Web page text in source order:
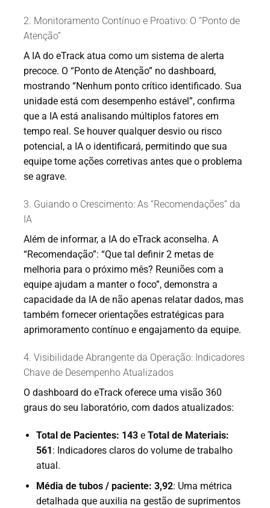
2. Monitoramento Contínuo e Proativo: O “Ponto de
Atenção”
A IA do eTrack atua como um sistema de alerta
precoce. O “Ponto de Atenção” no dashboard,
mostrando “Nenhum ponto crítico identificado. Sua
unidade está com desempenho estável”, confirma
que a IA está analisando múltiplos fatores em
tempo real. Se houver qualquer desvio ou risco
potencial, a IA o identificará, permitindo que sua
equipe tome ações corretivas antes que o problema
se agrave.
3. Guiando o Crescimento: As “Recomendações” da
IA
Além de informar, a IA do eTrack aconselha. A
“Recomendação”: “Que tal definir 2 metas de
melhoria para o próximo mês? Reuniões com a
equipe ajudam a manter o foco”, demonstra a
capacidade da IA de não apenas relatar dados, mas
também fornecer orientações estratégicas para
aprimoramento contínuo e engajamento da equipe.
4. Visibilidade Abrangente da Operação: Indicadores
Chave de Desempenho Atualizados
O dashboard do eTrack oferece uma visão 360
graus do seu laboratório, com dados atualizados:
Total de Pacientes: 143e Total de Materiais:
561: Indicadores claros do volume de trabalho
atual.
Média de tubos / paciente: 3,92: Uma métrica
detalhada que auxilia na gestão de suprimentos